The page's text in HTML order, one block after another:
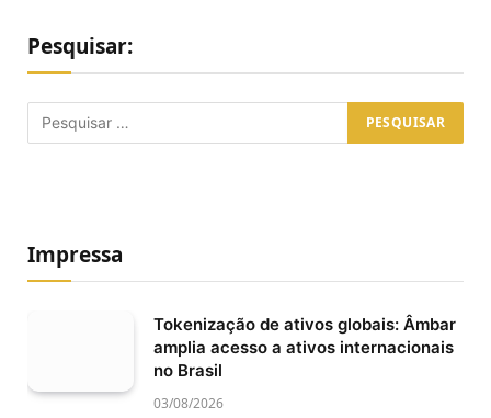
Pesquisar:
Impressa
Tokenização de ativos globais: Âmbar
amplia acesso a ativos internacionais
no Brasil
03/08/2026